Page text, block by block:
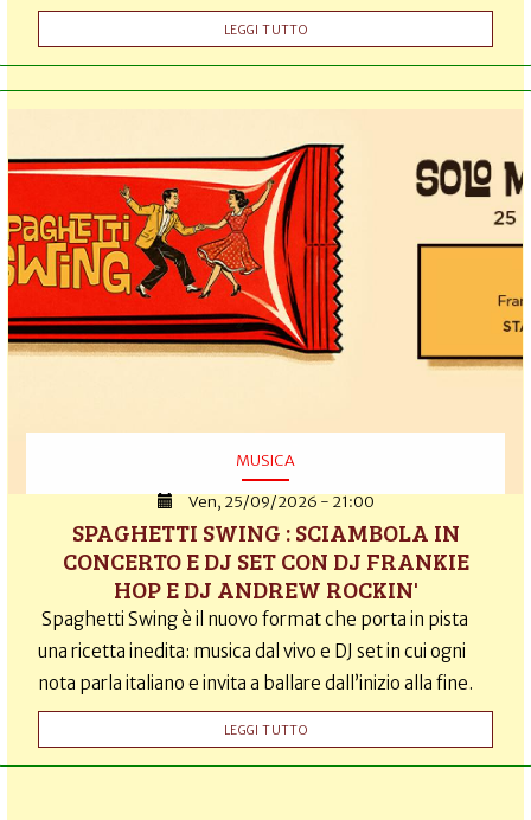
LEGGI TUTTO
MUSICA
Ven, 25/09/2026 - 21:00
SPAGHETTI SWING : SCIAMBOLA IN
CONCERTO E DJ SET CON DJ FRANKIE
HOP E DJ ANDREW ROCKIN'
Spaghetti Swing è il nuovo format che porta in pista
una ricetta inedita: musica dal vivo e DJ set in cui ogni
nota parla italiano e invita a ballare dall’inizio alla fine.
LEGGI TUTTO